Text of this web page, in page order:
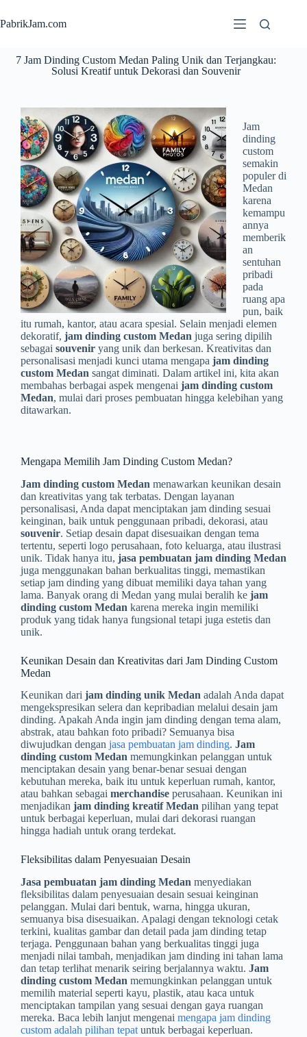
PabrikJam.com
7 Jam Dinding Custom Medan Paling Unik dan Terjangkau:
Solusi Kreatif untuk Dekorasi dan Souvenir
Jam
dinding
custom
semakin
populer di
Medan
karena
kemampu
annya
memberik
an
sentuhan
pribadi
pada
ruang apa
pun, baik
itu rumah, kantor, atau acara spesial. Selain menjadi elemen
dekoratif, jam dinding custom Medan juga sering dipilih
sebagai souvenir yang unik dan berkesan. Kreativitas dan
personalisasi menjadi kunci utama mengapa jam dinding
custom Medan sangat diminati. Dalam artikel ini, kita akan
membahas berbagai aspek mengenai jam dinding custom
Medan, mulai dari proses pembuatan hingga kelebihan yang
ditawarkan.
Mengapa Memilih Jam Dinding Custom Medan?
Jam dinding custom Medan menawarkan keunikan desain
dan kreativitas yang tak terbatas. Dengan layanan
personalisasi, Anda dapat menciptakan jam dinding sesuai
keinginan, baik untuk penggunaan pribadi, dekorasi, atau
souvenir. Setiap desain dapat disesuaikan dengan tema
tertentu, seperti logo perusahaan, foto keluarga, atau ilustrasi
unik. Tidak hanya itu, jasa pembuatan jam dinding Medan
juga menggunakan bahan berkualitas tinggi, memastikan
setiap jam dinding yang dibuat memiliki daya tahan yang
lama. Banyak orang di Medan yang mulai beralih ke jam
dinding custom Medan karena mereka ingin memiliki
produk yang tidak hanya fungsional tetapi juga estetis dan
unik.
Keunikan Desain dan Kreativitas dari Jam Dinding Custom
Medan
Keunikan dari jam dinding unik Medan adalah Anda dapat
mengekspresikan selera dan kepribadian melalui desain jam
dinding. Apakah Anda ingin jam dinding dengan tema alam,
abstrak, atau bahkan foto pribadi? Semuanya bisa
diwujudkan dengan jasa pembuatan jam dinding. Jam
dinding custom Medan memungkinkan pelanggan untuk
menciptakan desain yang benar-benar sesuai dengan
kebutuhan mereka, baik itu untuk keperluan rumah, kantor,
atau bahkan sebagai merchandise perusahaan. Keunikan ini
menjadikan jam dinding kreatif Medan pilihan yang tepat
untuk berbagai keperluan, mulai dari dekorasi ruangan
hingga hadiah untuk orang terdekat.
Fleksibilitas dalam Penyesuaian Desain
Jasa pembuatan jam dinding Medan menyediakan
fleksibilitas dalam penyesuaian desain sesuai keinginan
pelanggan. Mulai dari bentuk, warna, hingga ukuran,
semuanya bisa disesuaikan. Apalagi dengan teknologi cetak
terkini, kualitas gambar dan detail pada jam dinding tetap
terjaga. Penggunaan bahan yang berkualitas tinggi juga
menjadi nilai tambah, menjadikan jam dinding ini tahan lama
dan tetap terlihat menarik seiring berjalannya waktu. Jam
dinding custom Medan memungkinkan pelanggan untuk
memilih material seperti kayu, plastik, atau kaca untuk
menciptakan tampilan yang sesuai dengan gaya ruangan
mereka. Baca lebih lanjut mengenai mengapa jam dinding
custom adalah pilihan tepat untuk berbagai keperluan.